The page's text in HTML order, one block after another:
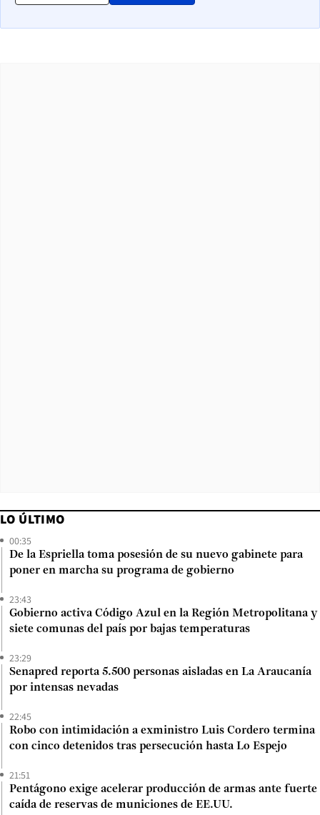
LO ÚLTIMO
00:35
De la Espriella toma posesión de su nuevo gabinete para
poner en marcha su programa de gobierno
23:43
Gobierno activa Código Azul en la Región Metropolitana y
siete comunas del país por bajas temperaturas
23:29
Senapred reporta 5.500 personas aisladas en La Araucanía
por intensas nevadas
22:45
Robo con intimidación a exministro Luis Cordero termina
con cinco detenidos tras persecución hasta Lo Espejo
21:51
Pentágono exige acelerar producción de armas ante fuerte
caída de reservas de municiones de EE.UU.